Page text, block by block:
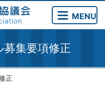
MENU
集要項修正
正